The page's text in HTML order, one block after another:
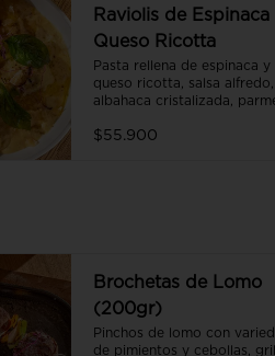
Raviolis de Espinaca
Queso Ricotta
Pasta rellena de espinaca y
queso ricotta, salsa alfredo,
albahaca cristalizada,
$55.900
Brochetas de Lomo
(200gr)
Pinchos de lomo con
de pimientos y cebollas,